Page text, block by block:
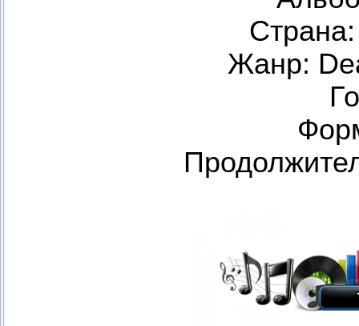
Жанр: